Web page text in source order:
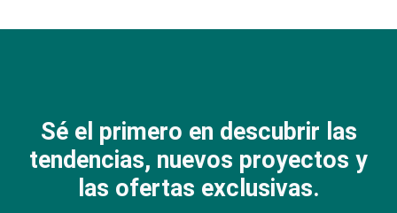
Sé el primero en descubrir las
tendencias, nuevos proyectos y
las ofertas exclusivas.